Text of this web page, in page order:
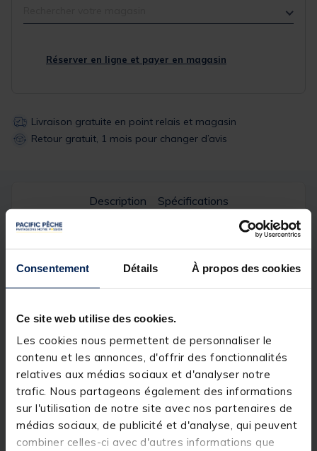
Consentement Détails À propos des cookies
Ce site web utilise des cookies.
Les cookies nous permettent de personnaliser le
contenu et les annonces, d'offrir des fonctionnalités
relatives aux médias sociaux et d'analyser notre
trafic. Nous partageons également des informations
sur l'utilisation de notre site avec nos partenaires de
médias sociaux, de publicité et d'analyse, qui peuvent
combiner celles-ci avec d'autres informations que
Réserver en ligne et payer en magasin
Livraison gratuite en point relais et magasin
Retour gratuit, 1 mois pour changer d’avis
Description Spécifications
Description & détails
beaux poissons blanc. Dotées d'une maille fine et
Détails
Dimensions45x35cm
Ø Maille4mm